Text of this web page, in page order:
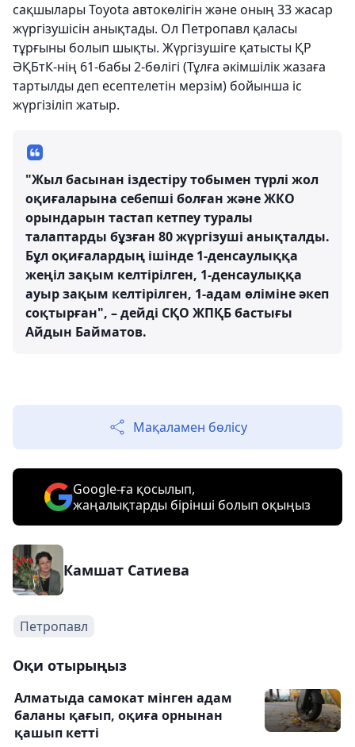
сақшылары Toyota автокөлігін және оның 33 жасар
жүргізушісін анықтады. Ол Петропавл қаласы
тұрғыны болып шықты. Жүргізушіге қатысты ҚР
ӘҚБтК-нің 61-бабы 2-бөлігі (Тұлға әкiмшiлiк жазаға
тартылды деп есептелетiн мерзiм) бойынша іс
жүргізіліп жатыр.
"Жыл басынан іздестіру тобымен түрлі жол
оқиғаларына себепші болған және ЖКО
орындарын тастап кетпеу туралы
талаптарды бұзған 80 жүргізуші анықталды.
Бұл оқиғалардың ішінде 1-денсаулыққа
жеңіл зақым келтірілген, 1-денсаулыққа
ауыр зақым келтірілген, 1-адам өліміне әкеп
соқтырған", – дейді СҚО ЖПҚБ бастығы
Айдын Байматов.
Мақаламен бөлісу
Google-ға қосылып,
жаңалықтарды бірінші болып оқыңыз
Камшат Сатиева
Петропавл
Оқи отырыңыз
Алматыда самокат мінген адам
баланы қағып, оқиға орнынан
қашып кетті